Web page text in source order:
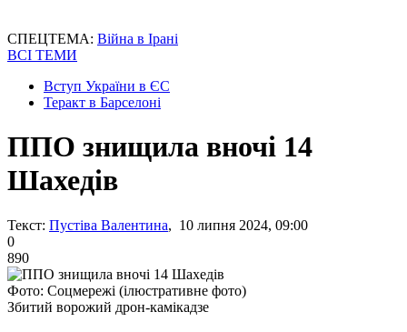
СПЕЦТЕМА: Війна в Ірані
ВСІ ТЕМИ
Вступ України в ЄС
Теракт в Барселоні
ППО знищила вночі 14
Шахедів
Текст: Пустіва Валентина, 10 липня 2024, 09:00
0
890
Фото: Соцмережі (ілюстративне фото)
Збитий ворожий дрон-камікадзе